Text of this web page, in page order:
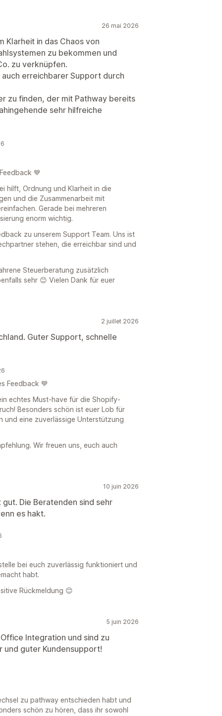
26 mai 2026
Klarheit in das Chaos von
zu bekommen und
zu verknüpfen.
erreichbarer Support durch
zu finden, der mit Pathway bereits
sehr hilfreiche
💙
hilft, Ordnung und Klarheit in die
und die Zusammenarbeit mit
Gerade bei mehreren
enorm wichtig.
zu unserem Support Team. Uns ist
stehen, die erreichbar sind und
Steuerberatung zusätzlich
sehr 😊 Vielen Dank für euer
2 juillet 2026
Guter Support, schnelle
Feedback 💙
echtes Must-have für die Shopify-
Besonders schön ist euer Lob für
und eine zuverlässige Unterstützung
Wir freuen uns, euch auch
10 juin 2026
Die Beratenden sind sehr
es hakt.
bei euch zuverlässig funktioniert und
habt.
Rückmeldung 😊
5 juin 2026
Integration und sind zu
und guter Kundensupport!
zu pathway entschieden habt und
schön zu hören, dass ihr sowohl